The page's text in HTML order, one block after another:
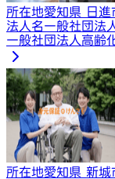
所在地愛知県 日
法人名一般社団法
一般社団法人高齢
所在地愛知県 新